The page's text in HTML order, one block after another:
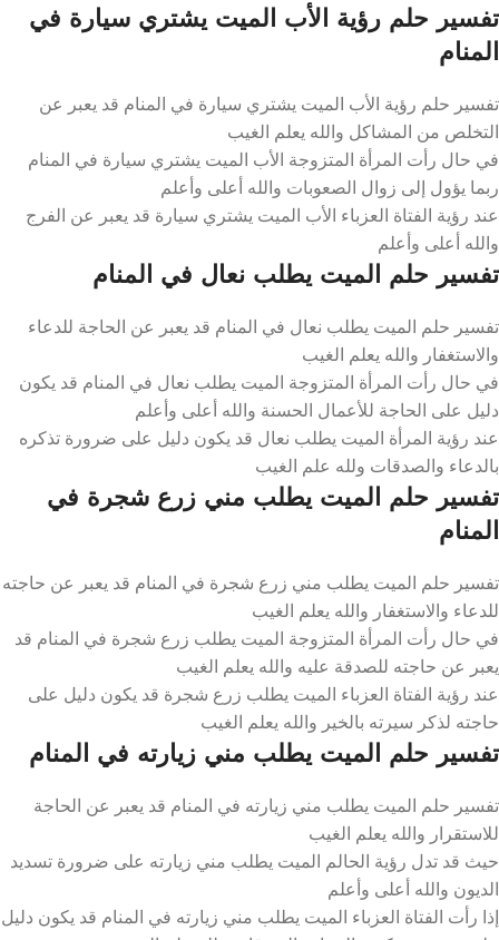
تفسير حلم رؤية الأب الميت يشتري سيارة في
المنام
تفسير حلم رؤية الأب الميت يشتري سيارة في المنام قد يعبر عن
التخلص من المشاكل والله يعلم الغيب
في حال رأت المرأة المتزوجة الأب الميت يشتري سيارة في المنام
ربما يؤول إلى زوال الصعوبات والله أعلى وأعلم
عند رؤية الفتاة العزباء الأب الميت يشتري سيارة قد يعبر عن الفرج
والله أعلى وأعلم
تفسير حلم الميت يطلب نعال في المنام
تفسير حلم الميت يطلب نعال في المنام قد يعبر عن الحاجة للدعاء
والاستغفار والله يعلم الغيب
في حال رأت المرأة المتزوجة الميت يطلب نعال في المنام قد يكون
دليل على الحاجة للأعمال الحسنة والله أعلى وأعلم
عند رؤية المرأة الميت يطلب نعال قد يكون دليل على ضرورة تذكره
بالدعاء والصدقات ولله علم الغيب
تفسير حلم الميت يطلب مني زرع شجرة في
المنام
تفسير حلم الميت يطلب مني زرع شجرة في المنام قد يعبر عن حاجته
للدعاء والاستغفار والله يعلم الغيب
في حال رأت المرأة المتزوجة الميت يطلب زرع شجرة في المنام قد
يعبر عن حاجته للصدقة عليه والله يعلم الغيب
عند رؤية الفتاة العزباء الميت يطلب زرع شجرة قد يكون دليل على
حاجته لذكر سيرته بالخير والله يعلم الغيب
تفسير حلم الميت يطلب مني زيارته في المنام
تفسير حلم الميت يطلب مني زيارته في المنام قد يعبر عن الحاجة
للاستقرار والله يعلم الغيب
حيث قد تدل رؤية الحالم الميت يطلب مني زيارته على ضرورة تسديد
الديون والله أعلى وأعلم
إذا رأت الفتاة العزباء الميت يطلب مني زيارته في المنام قد يكون دليل